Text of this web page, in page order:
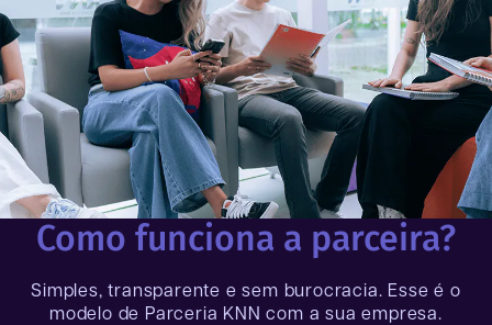
Como funciona a parceira?
Simples, transparente e sem burocracia. Esse é o
modelo de Parceria KNN com a sua empresa.